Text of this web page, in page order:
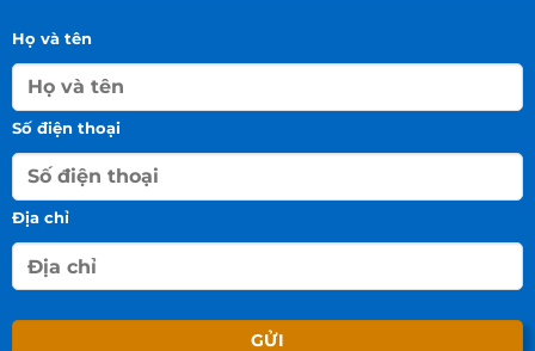
Họ và tên
Số điện thoại
Địa chỉ